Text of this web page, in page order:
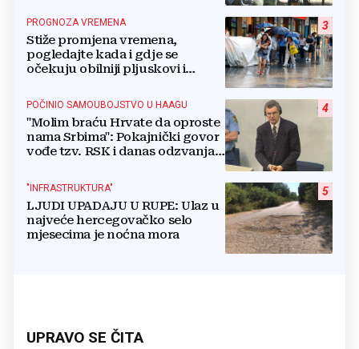
3
PROGNOZA VREMENA
Stiže promjena vremena,
pogledajte kada i gdje se
očekuju obilniji pljuskovi i
4
POČINIO SAMOUBOJSTVO U HAAGU
"Molim braću Hrvate da oproste
nama Srbima": Pokajnički govor
vođe tzv. RSK i danas odzvanja
5
"INFRASTRUKTURA"
LJUDI UPADAJU U RUPE: Ulaz u
najveće hercegovačko selo
mjesecima je noćna mora
UPRAVO SE ČITA